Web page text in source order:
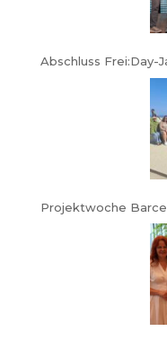
Abschluss Frei:Day-
Projektwoche